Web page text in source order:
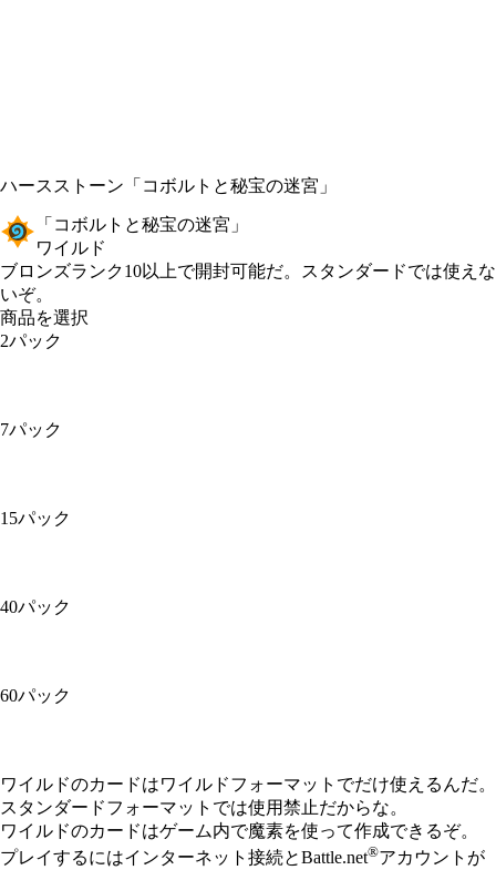
ハースストーン 「コボルトと秘宝の迷宮」
「コボルトと秘宝の迷宮」
ワイルド
Product Notification
ブロンズランク10以上で開封可能だ。スタンダードでは使えな
いぞ。
商品を選択
2パック
7パック
15パック
40パック
60パック
Available actions
ワイルドのカードはワイルドフォーマットでだけ使えるんだ。
スタンダードフォーマットでは使用禁止だからな。
ワイルドのカードはゲーム内で魔素を使って作成できるぞ。
プレイするにはインターネット接続とBattle.net®アカウントが